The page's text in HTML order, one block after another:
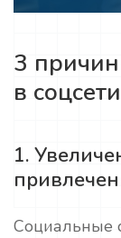
3
в
1.
Социальные